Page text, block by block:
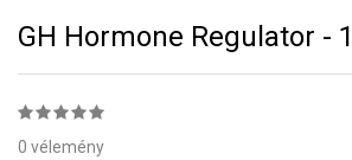
GH Hormone Regulator -
0 vélemény